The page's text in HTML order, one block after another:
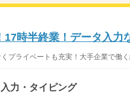
17時半終業！データ入力
くプライベートも充実！大手企業で
力・タイピング